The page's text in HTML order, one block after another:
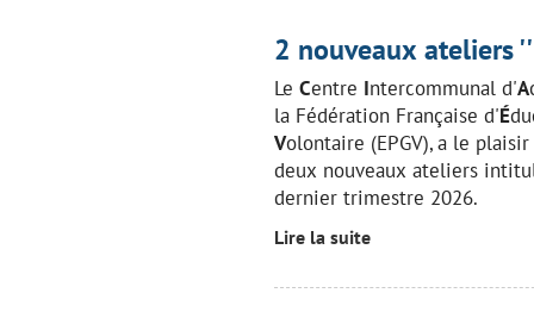
2 nouveaux ateliers
Le Centre Intercommunal d'A
la Fédération Française d'É
Volontaire (EPGV), a le
deux nouveaux ateliers
dernier trimestre 2026.
Lire la suite